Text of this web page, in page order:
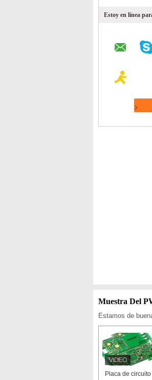
Estoy en línea
Muestra Del
Estamos de
Placa de circuito